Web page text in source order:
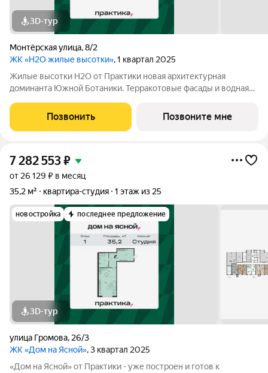
3D-тур
Монтёрская улица,8/2
ЖК «H2O жилые высотки», 1 квартал 2025
Жилые высотки Н2О от Практики новая архитектурная
доминанта Южной Ботаники. Терракотовые фасады и водная
комплекса. Проект получил платиновый грейд системы Urban
Grade, подтвердив высокий уровень
Позвонить Позвоните мне
7 282 553₽
от 26 129 ₽ в месяц
35,2 м²
квартира-студия 1 этаж из 25
новостройка последнее предложение
3D-тур
улица Громова, 26/3
ЖК «Дом на Ясной», 3 квартал 2025
«Дом на Ясной» от Практики - уже построен и готов к